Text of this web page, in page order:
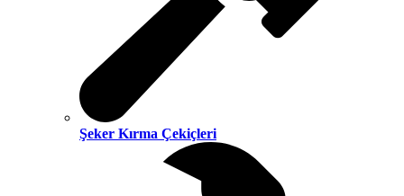
Şeker Kırma Çekiçleri